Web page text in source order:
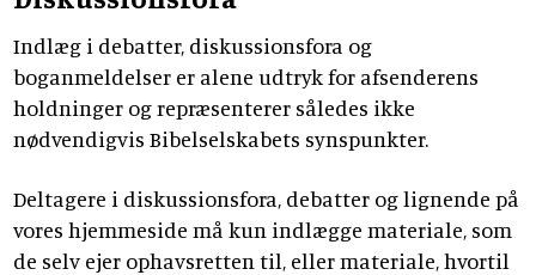
Indlæg i debatter, diskussionsfora og
boganmeldelser er alene udtryk for afsenderens
holdninger og repræsenterer således ikke
nødvendigvis Bibelselskabets synspunkter.
Deltagere i diskussionsfora, debatter og lignende på
vores hjemmeside må kun indlægge materiale, som
de selv ejer ophavsretten til, eller materiale, hvortil